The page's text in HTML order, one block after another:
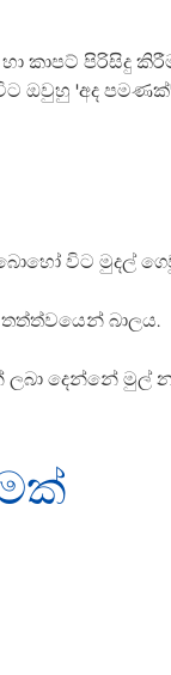
කාපට් පිරිසිදු
ඔවුහු 'අද පමණක්'
විට මුදල්
බාලය.
දෙන්නේ මුල්